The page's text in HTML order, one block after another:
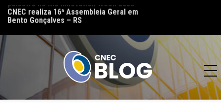
CNEC realiza 16ª Assembleia Geral em
Bento Gonçalves – RS